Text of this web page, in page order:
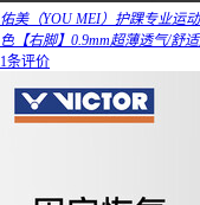
佑美（YOU MEI）护踝专业运
色【右脚】0.9mm超薄透气/舒
1条评价